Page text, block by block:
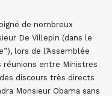
de nombreux
De Villepin (dans le
lors de l’Assemblée
réunions entre Ministres
discours très directs
Monsieur Obama sans